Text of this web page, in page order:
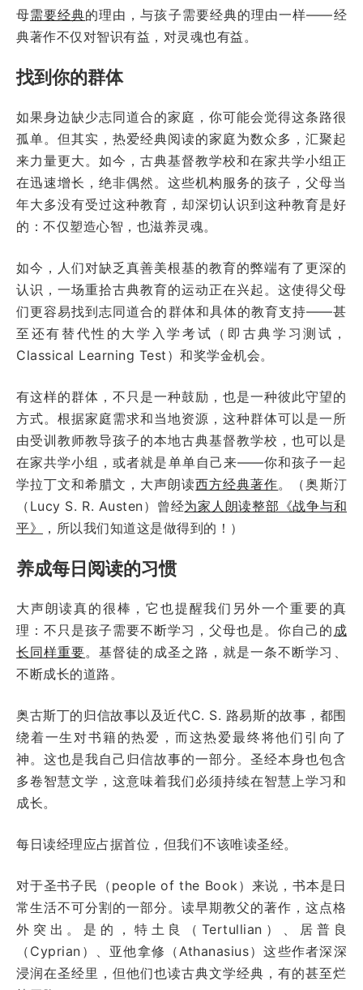
母需要经典的理由，与孩子需要经典的理由一样——经
典著作不仅对智识有益，对灵魂也有益。
找到你的群体
如果身边缺少志同道合的家庭，你可能会觉得这条路很
孤单。但其实，热爱经典阅读的家庭为数众多，汇聚起
来力量更大。如今，古典基督教学校和在家共学小组正
在迅速增长，绝非偶然。这些机构服务的孩子，父母当
年大多没有受过这种教育，却深切认识到这种教育是好
的：不仅塑造心智，也滋养灵魂。
如今，人们对缺乏真善美根基的教育的弊端有了更深的
认识，一场重拾古典教育的运动正在兴起。这使得父母
们更容易找到志同道合的群体和具体的教育支持——甚
至还有替代性的大学入学考试（即古典学习测试，
Classical Learning Test）和奖学金机会。
有这样的群体，不只是一种鼓励，也是一种彼此守望的
方式。根据家庭需求和当地资源，这种群体可以是一所
由受训教师教导孩子的本地古典基督教学校，也可以是
在家共学小组，或者就是单单自己来——你和孩子一起
学拉丁文和希腊文，大声朗读西方经典著作。（奥斯汀
（Lucy S. R. Austen）曾经为家人朗读整部《战争与和
平》
，所以我们知道这是做得到的！）
养成每日阅读的习惯
大声朗读真的很棒，它也提醒我们另外一个重要的真
理：不只是孩子需要不断学习，父母也是。你自己的 成
长同样重要。基督徒的成圣之路，就是一条不断学习、
不断成长的道路。
奥古斯丁的归信故事以及近代C. S. 路易斯的故事，都围
绕着一生对书籍的热爱，而这热爱最终将他们引向了
神。这也是我自己归信故事的一部分。圣经本身也包含
多卷智慧文学，这意味着我们必须持续在智慧上学习和
成长。
每日读经理应占据首位，但我们不该唯读圣经。
对于圣书子民（people of the Book）来说，书本是日
常生活不可分割的一部分。读早期教父的著作，这点格
外突出。是的，特土良（Tertullian）、居普良
（Cyprian）、亚他拿修（Athanasius）这些作者深深
浸润在圣经里，但他们也读古典文学经典，有的甚至烂